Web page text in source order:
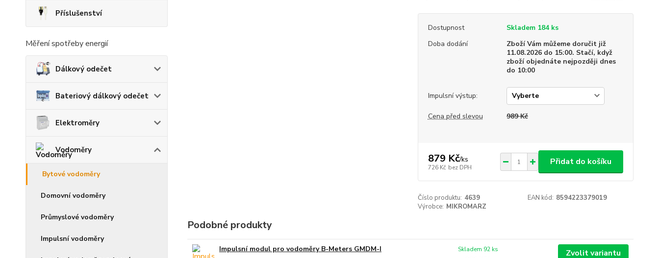
Příslušenství
Měření spotřeby energií
Dálkový odečet
Bateriový dálkový odečet
Elektroměry
Vodoměry
Bytové vodoměry
Domovní vodoměry
Průmyslové vodoměry
Impulsní vodoměry
Dostupnost
Skladem 184 ks
Doba dodání
Zboží Vám můžeme doručit již
11.08.2026 do 15:00. Stačí, když
zboží objednáte nejpozději dnes
do 10:00
Impulsní výstup:
Cena před slevou 989 Kč
879 Kč/ks
726 Kč bez DPH
Přidat do košíku
Číslo produktu: 4639 EAN kód: 8594223379019
Výrobce: MIKROMARZ
Podobné produkty
Impulsní modul pro vodoměry B-Meters GMDM-I
Skladem 92 ks Zvolit variantu